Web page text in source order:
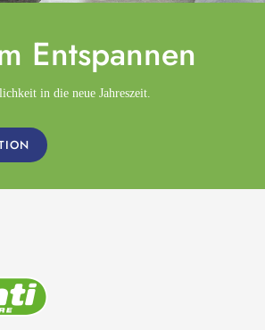
Entspannen
in die neue Jahreszeit.